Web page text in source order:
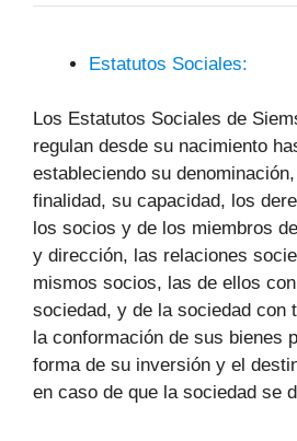
Estatutos Sociales:
Los Estatutos Sociales de
regulan desde su nacimiento
estableciendo su
finalidad, su capacidad, los
los socios y de los miembros
y dirección, las relaciones
mismos socios, las de ellos
sociedad, y de la sociedad con
la conformación de sus bienes
forma de su inversión y el
en caso de que la sociedad se